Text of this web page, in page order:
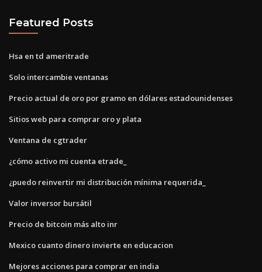
Featured Posts
Hsa en td ameritrade
Solo intercambie ventanas
Precio actual de oro por gramo en dólares estadounidenses
Sitios web para comprar oro y plata
Ventana de cgtrader
¿cómo activo mi cuenta etrade_
¿puedo reinvertir mi distribución mínima requerida_
Valor inversor bursátil
Precio de bitcoin más alto inr
Mexico cuanto dinero invierte en educacion
Mejores acciones para comprar en india